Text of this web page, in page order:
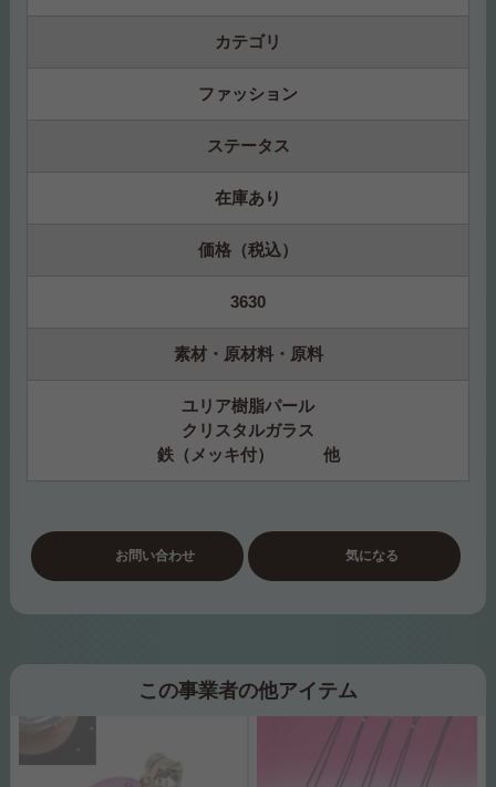
カテゴリ
ファッション
ステータス
在庫あり
価格（税込）
3630
素材・原材料・原料
ユリア樹脂パール
クリスタルガラス
鉄（メッキ付） 他
お問い合わせ 気になる
この事業者の他アイテム